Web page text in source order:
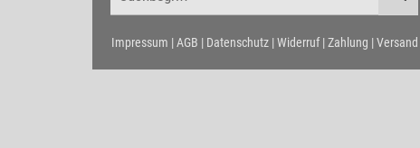
Impressum | AGB | Datenschutz | Widerruf | Zahlung | Versand